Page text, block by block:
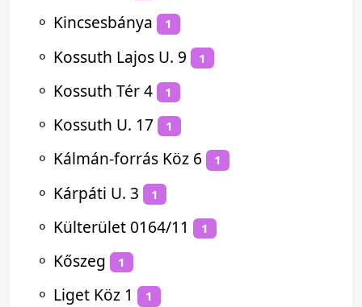
⚬ Kincsesbánya 1
⚬ Kossuth Lajos U. 9 1
⚬ Kossuth Tér 4 1
⚬ Kossuth U. 17 1
⚬ Kálmán-forrás Köz 6 1
⚬ Kárpáti U. 3 1
⚬ Külterület 0164/11 1
⚬ Kőszeg 1
⚬ Liget Köz 1 1